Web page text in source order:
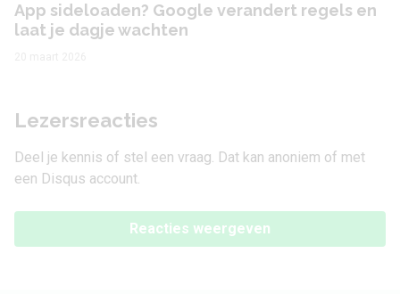
App sideloaden? Google verandert regels en
laat je dagje wachten
Lezersreacties
Deel je kennis of stel een vraag. Dat kan anoniem of met
een Disqus account.
Reacties weergeven